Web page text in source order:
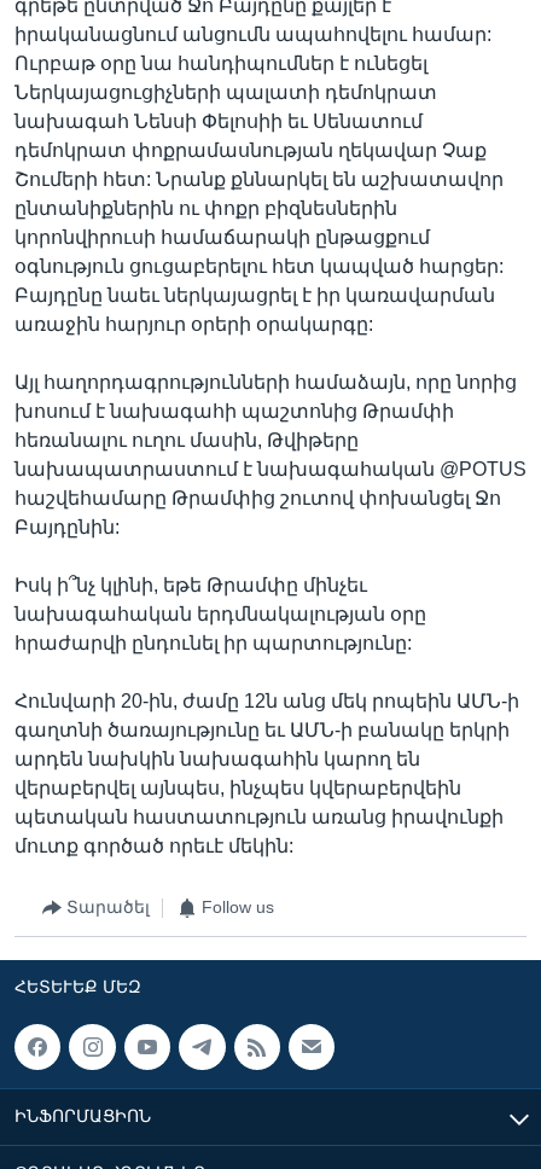
գրեթե ընտրված Ջո Բայդընը քայլեր է
իրականացնում անցումն ապահովելու համար:
Ուրբաթ օրը նա հանդիպումներ է ունեցել
Ներկայացուցիչների պալատի դեմոկրատ
նախագահ Նենսի Փելոսիի եւ Սենատում
դեմոկրատ փոքրամասնության ղեկավար Չաք
Շումերի հետ: Նրանք քննարկել են աշխատավոր
ընտանիքներին ու փոքր բիզնեսներին
կորոնվիրուսի համաճարակի ընթացքում
օգնություն ցուցաբերելու հետ կապված հարցեր:
Բայդընը նաեւ ներկայացրել է իր կառավարման
առաջին հարյուր օրերի օրակարգը:
Այլ հաղորդագրությունների համաձայն, որը նորից
խոսում է նախագահի պաշտոնից Թրամփի
հեռանալու ուղու մասին, Թվիթերը
նախապատրաստում է նախագահական @POTUS
հաշվեհամարը Թրամփից շուտով փոխանցել Ջո
Բայդընին:
Իսկ ի՞նչ կլինի, եթե Թրամփը մինչեւ
նախագահական երդմնակալության օրը
հրաժարվի ընդունել իր պարտությունը:
Հունվարի 20-ին, ժամը 12ն անց մեկ րոպեին ԱՄՆ-ի
գաղտնի ծառայությունը եւ ԱՄՆ-ի բանակը երկրի
արդեն նախկին նախագահին կարող են
վերաբերվել այնպես, ինչպես կվերաբերվեին
պետական հաստատություն առանց իրավունքի
մուտք գործած որեւէ մեկին:
Տարածել Follow us
ՀԵՏԵՒԵՔ ՄԵԶ
ԻՆՖՈՐՄԱՑԻՈՆ